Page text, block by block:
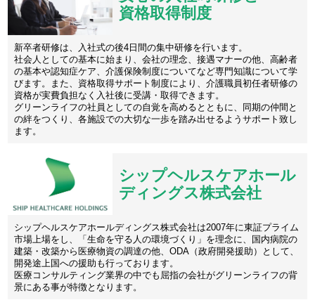
資格取得制度
新卒者研修は、入社式の後4日間の集中研修を行います。
社会人としての基本に始まり、会社の理念、接遇マナーの他、高齢者
の基本や認知症ケア、介護保険制度についてなど専門知識について学
びます。また、資格取得サポート制度により、介護職員初任者研修の
資格が実費負担なく入社後に受講・取得できます。
グリーンライフの社員としての自覚を高めるとともに、同期の仲間と
の絆をつくり、各施設での大切な一歩を踏み出せるようサポート致し
ます。
シップヘルスケアホール
ディングス株式会社
シップヘルスケアホールディングス株式会社は2007年に東証プライム
市場上場をし、「生命を守る人の環境づくり」を理念に、国内病院の
建築・改築から医療物資の調達の他、ODA（政府開発援助）として、
開発途上国への援助も行っております。
医療コンサルティング業界の中でも屈指の会社がグリーンライフの背
景にある事が特徴となります。